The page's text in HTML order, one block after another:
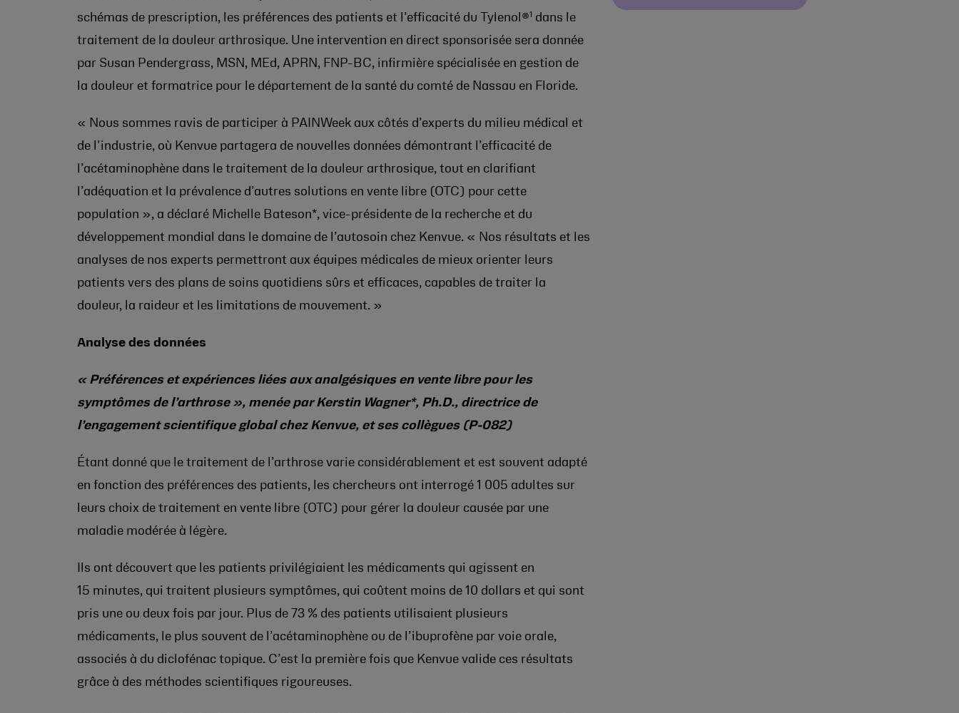
schémas de prescription, les préférences des patients et l’efficacité du Tylenol®1
dans le
traitement de la douleur arthrosique. Une intervention en direct sponsorisée sera donnée
par Susan Pendergrass, MSN, MEd, APRN, FNP-BC, infirmière spécialisée en gestion de
la douleur et formatrice pour le département de la santé du comté de Nassau en Floride.
« Nous sommes ravis de participer à PAINWeek aux côtés d’experts du milieu médical et
de l’industrie, où Kenvue partagera de nouvelles données démontrant l’efficacité de
l’acétaminophène dans le traitement de la douleur arthrosique, tout en clarifiant
l’adéquation et la prévalence d’autres solutions en vente libre (OTC) pour cette
population », a déclaré Michelle Bateson*, vice-présidente de la recherche et du
développement mondial dans le domaine de l’autosoin chez Kenvue. « Nos résultats et les
analyses de nos experts permettront aux équipes médicales de mieux orienter leurs
patients vers des plans de soins quotidiens sûrs et efficaces, capables de traiter la
douleur, la raideur et les limitations de mouvement. »
Analyse des données
« Préférences et expériences liées aux analgésiques en vente libre pour les
symptômes de l’arthrose », menée par Kerstin Wagner*, Ph.D., directrice de
l’engagement scientifique global chez Kenvue, et ses collègues (P-082)
Étant donné que le traitement de l’arthrose varie considérablement et est souvent adapté
en fonction des préférences des patients, les chercheurs ont interrogé 1 005 adultes sur
leurs choix de traitement en vente libre (OTC) pour gérer la douleur causée par une
maladie modérée à légère.
Ils ont découvert que les patients privilégiaient les médicaments qui agissent en
15 minutes, qui traitent plusieurs symptômes, qui coûtent moins de 10 dollars et qui sont
pris une ou deux fois par jour. Plus de 73 % des patients utilisaient plusieurs
médicaments, le plus souvent de l’acétaminophène ou de l’ibuprofène par voie orale,
associés à du diclofénac topique. C’est la première fois que Kenvue valide ces résultats
grâce à des méthodes scientifiques rigoureuses.